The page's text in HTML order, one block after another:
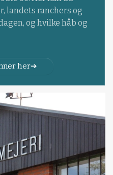
landets ranchers og
og hvilke håb og
her